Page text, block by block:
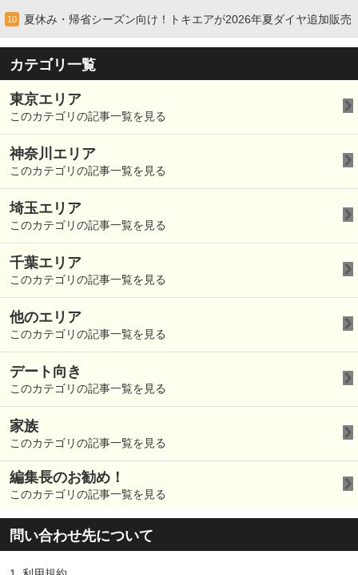
10 夏休み・帰省シーズン向け！トキエアが2026年夏ダイヤ追加販売
カテゴリ一覧
東京エリア
このカテゴリの記事一覧を見る
神奈川エリア
このカテゴリの記事一覧を見る
埼玉エリア
このカテゴリの記事一覧を見る
千葉エリア
このカテゴリの記事一覧を見る
他のエリア
このカテゴリの記事一覧を見る
デート向き
このカテゴリの記事一覧を見る
家族
このカテゴリの記事一覧を見る
編集長のお勧め！
このカテゴリの記事一覧を見る
問い合わせ先について